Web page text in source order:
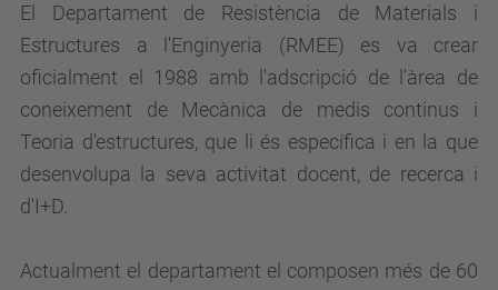
El Departament de Resistència de Materials i
Estructures a l'Enginyeria (RMEE) es va crear
oficialment el 1988 amb l'adscripció de l'àrea de
coneixement de Mecànica de medis continus i
Teoria d'estructures, que li és específica i en la que
desenvolupa la seva activitat docent, de recerca i
d'I+D.
Actualment el departament el composen més de 60